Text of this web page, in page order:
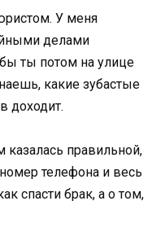
У меня
делами
ты потом на улице
какие зубастые
доходит.
правильной,
телефона и весь
спасти брак, а о том,